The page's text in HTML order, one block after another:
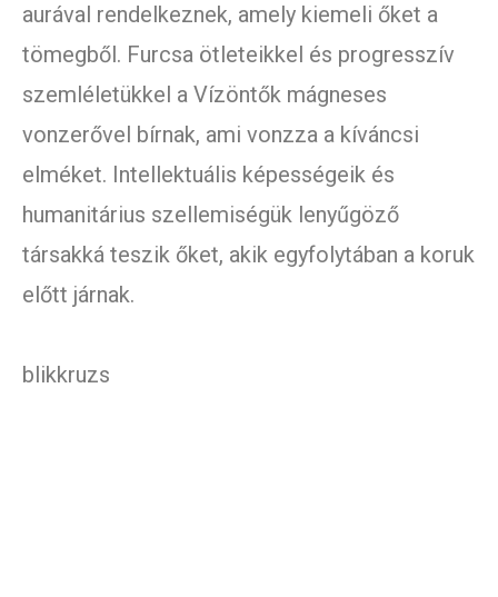
aurával rendelkeznek, amely kiemeli őket a
tömegből. Furcsa ötleteikkel és progresszív
szemléletükkel a Vízöntők mágneses
vonzerővel bírnak, ami vonzza a kíváncsi
elméket. Intellektuális képességeik és
humanitárius szellemiségük lenyűgöző
társakká teszik őket, akik egyfolytában a koruk
előtt járnak.
blikkruzs